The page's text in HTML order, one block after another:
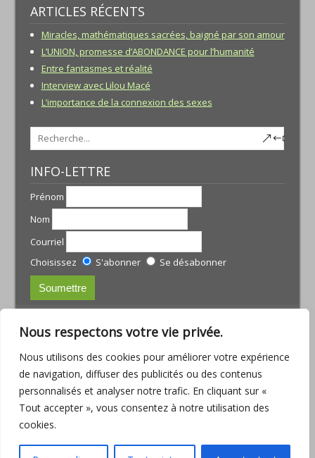
Nous respectons votre vie privée.
Nous utilisons des cookies pour améliorer votre expérience
de navigation, diffuser des publicités ou des contenus
personnalisés et analyser notre trafic. En cliquant sur «
Tout accepter », vous consentez à notre utilisation des
cookies.
ARTICLES RÉCENTS
Miracles, mathématiques sacrées, baigné par son amour
L’UNION, promesse d’ABONDANCE pour l’humanité
Entre fantasmes et réalité
Interview avec Lilou Macé
L’importance de la connexion des sexes
INFO-LETTRE
Prénom
Nom
Courriel
Choisissez
S'abonner Se désabonner
courriel :julie@armoniamassotherapie.com
www.armoniamassotherapie.com
Téléphone : (418) 803-9918
JEAN-PHILIPPE RUETTE
Téléphone : (418) 563-6286